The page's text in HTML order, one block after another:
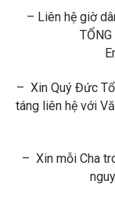
– Liên hệ giờ
– Xin Quý Đức
táng liên hệ với
– Xin mỗi Cha